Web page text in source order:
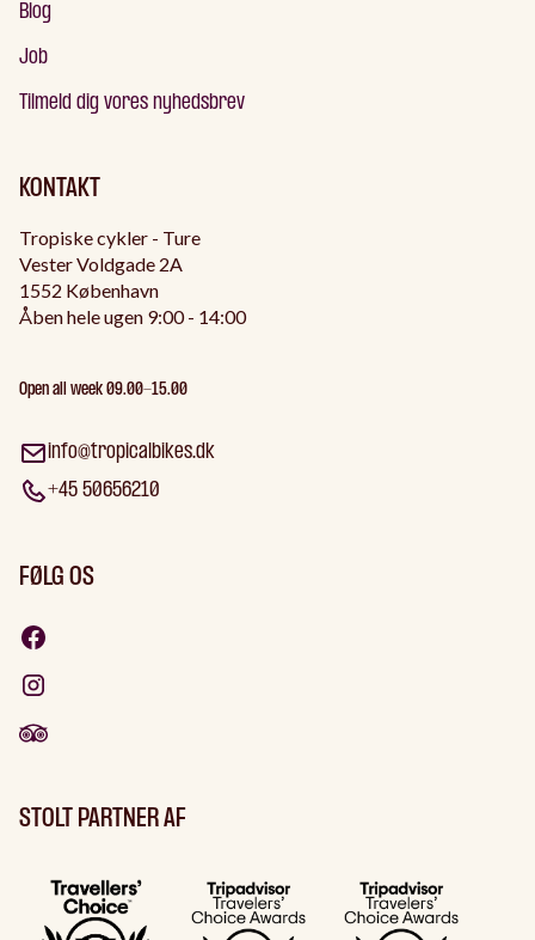
Blog
Job
Tilmeld dig vores nyhedsbrev
KONTAKT
Tropiske cykler - Ture
Vester Voldgade 2A
1552 København
Åben hele ugen 9:00 - 14:00
Open all week 09.00-15.00
info@tropicalbikes.dk
+45 50656210
FØLG OS
STOLT PARTNER AF